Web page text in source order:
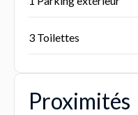
3 Toilettes
Proximités